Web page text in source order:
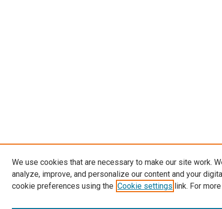
We use cookies that are necessary to make our site work.
analyze, improve, and personalize our content and your
cookie preferences using the Cookie settings link. For